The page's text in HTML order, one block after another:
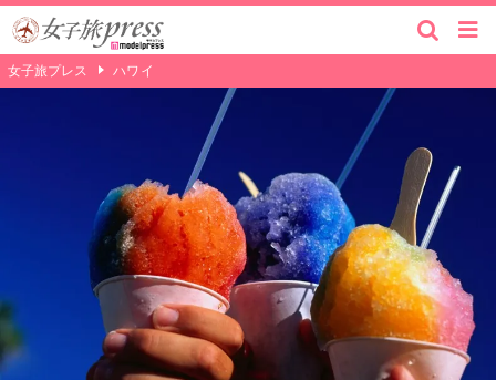
女子旅プレス ハワイ